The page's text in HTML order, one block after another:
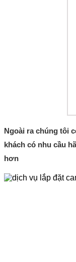
Ngoài ra chúng tôi
khách có nhu cầu
hơn